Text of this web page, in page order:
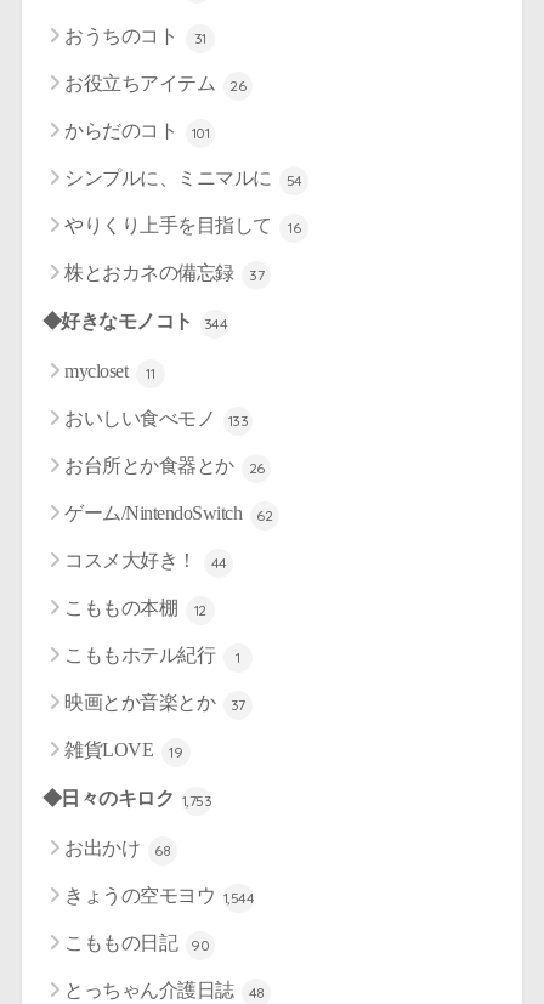
おうちのコト 31
お役立ちアイテム 26
からだのコト 101
シンプルに、ミニマルに 54
やりくり上手を目指して 16
株とおカネの備忘録 37
◆好きなモノコト 344
mycloset 11
おいしい食べモノ 133
お台所とか食器とか 26
ゲーム/NintendoSwitch 62
コスメ大好き！ 44
こももの本棚 12
こももホテル紀行 1
映画とか音楽とか 37
雑貨LOVE 19
◆日々のキロク 1,753
お出かけ 68
きょうの空モヨウ 1,544
こももの日記 90
とっちゃん介護日誌 48